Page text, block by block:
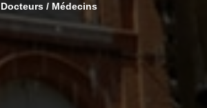
Docteurs / Médecins